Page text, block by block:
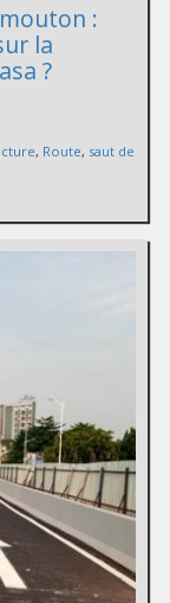
:
la
?
, Route, saut de